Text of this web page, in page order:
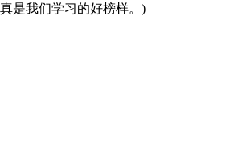
是我们学习的好榜样。)